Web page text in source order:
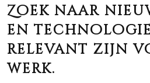
Zoek naar
en
relevant zijn
werk.